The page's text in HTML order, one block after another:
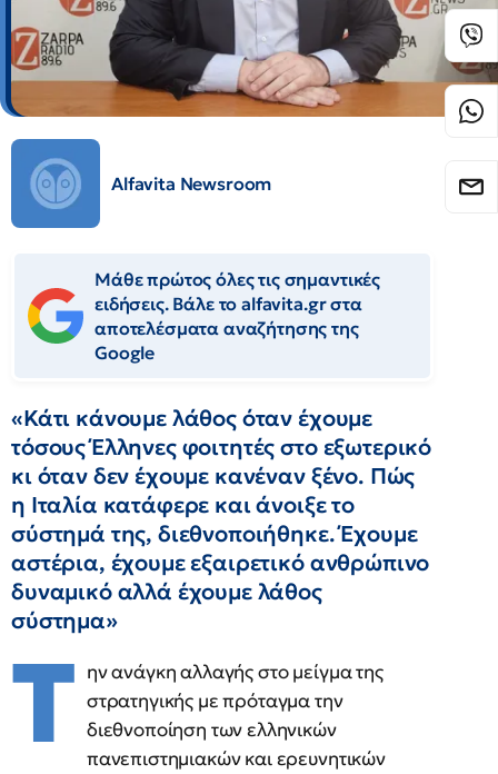
Alfavita Newsroom
Μάθε πρώτος όλες τις σημαντικές
ειδήσεις. Βάλε το alfavita.gr στα
αποτελέσματα αναζήτησης της
Google
«Κάτι κάνουμε λάθος όταν έχουμε
τόσους Έλληνες φοιτητές στο εξωτερικό
κι όταν δεν έχουμε κανέναν ξένο. Πώς
η Ιταλία κατάφερε και άνοιξε το
σύστημά της, διεθνοποιήθηκε. Έχουμε
αστέρια, έχουμε εξαιρετικό ανθρώπινο
δυναμικό αλλά έχουμε λάθος
σύστημα»
Τ ην ανάγκη αλλαγής στο μείγμα της
στρατηγικής με πρόταγμα την
διεθνοποίηση των ελληνικών
πανεπιστημιακών και ερευνητικών